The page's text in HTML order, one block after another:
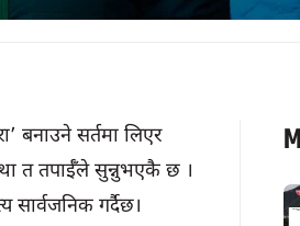
बनाउने सर्तमा लिएर
त तपाईँले सुन्नुभएकै छ ।
सार्वजनिक गर्दैछ।